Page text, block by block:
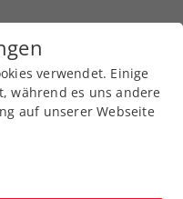
verwendet. Einige
während es uns andere
auf unserer Webseite